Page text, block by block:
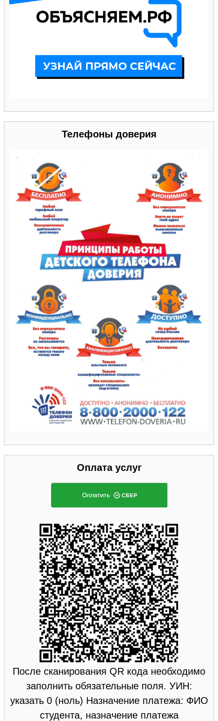
Телефоны доверия
Оплата услуг
После сканирования QR кода необходимо
заполнить обязательные поля. УИН:
указать 0 (ноль) Назначение платежа: ФИО
студента, назначение платежа